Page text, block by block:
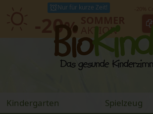
Nur für kurze Zeit!
-20% AKTION
Kindergarten Spielzeug